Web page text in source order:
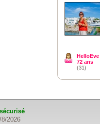
HelloEve
72 ans
(31)
2026